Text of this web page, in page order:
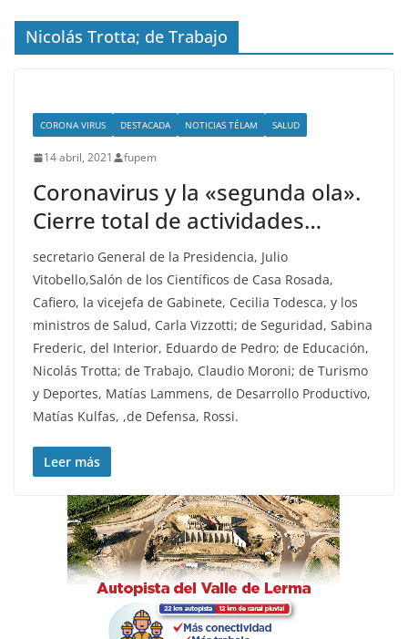
Nicolás Trotta; de Trabajo
CORONA VIRUS DESTACADA NOTICIAS TÉLAM SALUD
14 abril, 2021 fupem
Coronavirus y la «segunda ola».
Cierre total de actividades…
secretario General de la Presidencia, Julio
Vitobello,Salón de los Científicos de Casa Rosada,
Cafiero, la vicejefa de Gabinete, Cecilia Todesca, y los
ministros de Salud, Carla Vizzotti; de Seguridad, Sabina
Frederic, del Interior, Eduardo de Pedro; de Educación,
Nicolás Trotta; de Trabajo, Claudio Moroni; de Turismo
y Deportes, Matías Lammens, de Desarrollo Productivo,
Matías Kulfas, ,de Defensa, Rossi.
Leer más